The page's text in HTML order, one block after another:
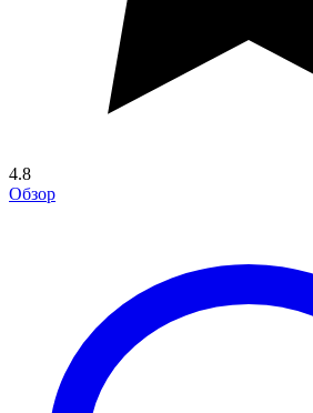
4.8
Обзор